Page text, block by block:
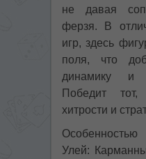
не давая
ферзя. В
игр, здесь
поля, что
динамику и
Победит
хитрости и
Особенностью
Улей: